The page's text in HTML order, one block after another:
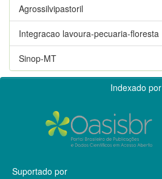
Agrossilvipastoril
Integracao lavoura-pecuaria-floresta
Sinop-MT
Indexado por
Suportado por